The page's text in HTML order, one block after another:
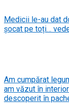
Medicii le-au dat
șocat pe toți…
Am cumpărat
am văzut în
descoperit în